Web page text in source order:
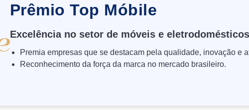
Prêmio Top Móbile
Excelência no setor de móveis e eletrodomésticos
Premia empresas que se destacam pela qualidade, inovação e
Reconhecimento da força da marca no mercado brasileiro.